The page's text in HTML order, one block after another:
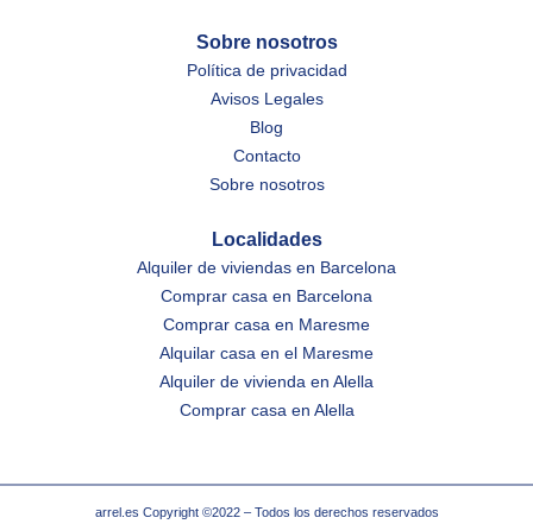
Sobre nosotros
Política de privacidad
Avisos Legales
Blog
Contacto
Sobre nosotros
Localidades
Alquiler de viviendas en Barcelona
Comprar casa en Barcelona
Comprar casa en Maresme
Alquilar casa en el Maresme
Alquiler de vivienda en Alella
Comprar casa en Alella
arrel.es Copyright ©2022 – Todos los derechos reservados